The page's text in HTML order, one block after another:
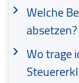
Welche
absetzen?
Wo trage